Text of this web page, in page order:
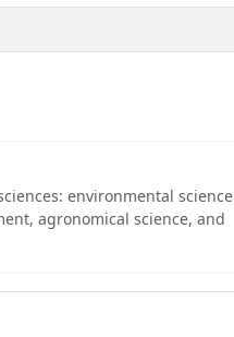
environmental science
agronomical science, and